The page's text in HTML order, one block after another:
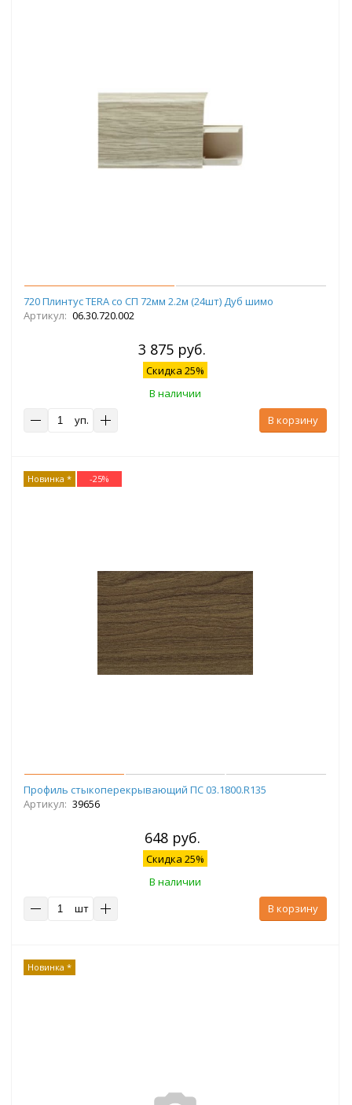
720 Плинтус TERA со СП 72мм 2.2м (24шт) Дуб шимо
Артикул: 06.30.720.002
3 875 руб.
Скидка 25%
В наличии
уп.
В корзину
Новинка * -25%
Профиль стыкоперекрывающий ПС 03.1800.R135
Артикул: 39656
648 руб.
Скидка 25%
В наличии
шт
В корзину
Новинка *